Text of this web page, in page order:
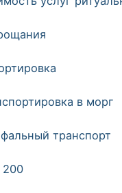
в морг
транспорт
200